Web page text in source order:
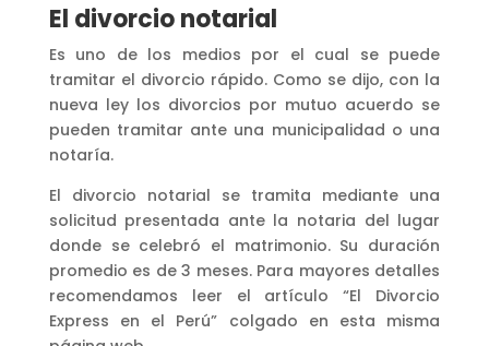
El divorcio notarial
Es uno de los medios por el cual se puede
tramitar el divorcio rápido. Como se dijo, con la
nueva ley los divorcios por mutuo acuerdo se
pueden tramitar ante una municipalidad o una
notaría.
El divorcio notarial se tramita mediante una
solicitud presentada ante la notaria del lugar
donde se celebró el matrimonio. Su duración
promedio es de 3 meses. Para mayores detalles
recomendamos leer el artículo “El Divorcio
Express en el Perú” colgado en esta misma